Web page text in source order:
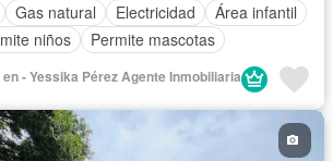
Gas natural Electricidad
Área infantil
niños Permite mascotas
- Yessika Pérez Agente Inmobiliaria